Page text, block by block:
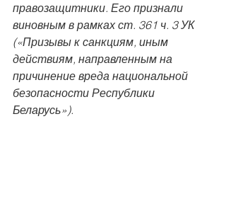
правозащитники. Его признали
виновным в рамках ст. 361 ч. 3 УК
(«Призывы к санкциям, иным
действиям, направленным на
причинение вреда национальной
безопасности Республики
Беларусь»).